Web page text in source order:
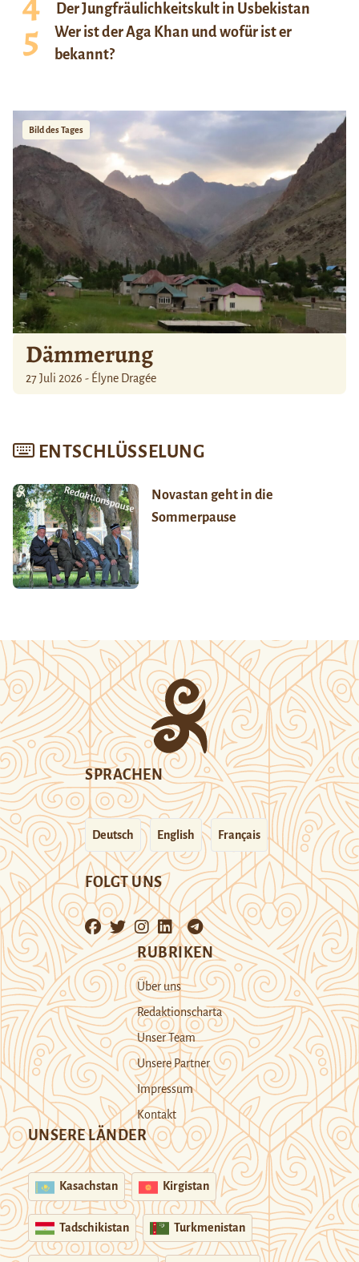
Der Jungfräulichkeitskult in Usbekistan
Wer ist der Aga Khan und wofür ist er
bekannt?
Bild des Tages
Dämmerung
27 Juli 2026 - Élyne Dragée
ENTSCHLÜSSELUNG
Novastan geht in die
Sommerpause
SPRACHEN
Deutsch English Français
FOLGT UNS
RUBRIKEN
Über uns
Redaktionscharta
Unser Team
Unsere Partner
Impressum
Kontakt
UNSERE LÄNDER
Kasachstan Kirgistan
Tadschikistan Turkmenistan